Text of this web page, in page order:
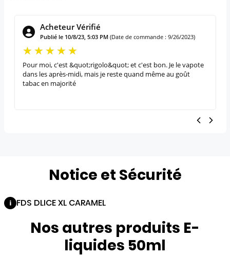
Acheteur Vérifié
Publié le 10/8/23, 5:03 PM (Date de commande : 9/26/2023)
Pour moi, c'est &quot;rigolo&quot; et c'est bon. Je le vapote
dans les après-midi, mais je reste quand même au goût
tabac en majorité
Notice et Sécurité
FDS DLICE XL CARAMEL
Nos autres produits E-
liquides 50ml